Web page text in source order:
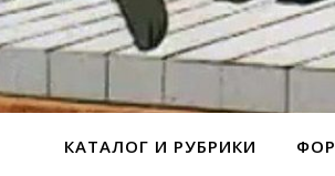
КАТАЛОГ И РУБРИКИ